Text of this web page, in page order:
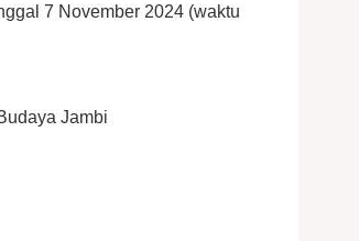
7 November 2024 (waktu
Jambi